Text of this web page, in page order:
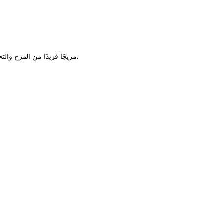
تقدم Flip & Play مزيجًا فريدًا من المرح والتحدي، حيث يلتقي الحظ بالاستراتيجية! الهدف هو جمع أكبر عدد ممكن من البطاقات المتطابقة واستخدام بطاقات العمل لصالحك في كل جولة.